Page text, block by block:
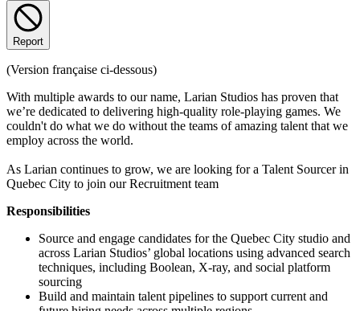
Report
(Version française ci-dessous)
With multiple awards to our name, Larian Studios has proven that
we’re dedicated to delivering high-quality role-playing games. We
couldn't do what we do without the teams of amazing talent that we
employ across the world.
As Larian continues to grow, we are looking for a Talent Sourcer in
Quebec City to join our Recruitment team
Responsibilities
Source and engage candidates for the Quebec City studio and
across Larian Studios’ global locations using advanced search
techniques, including Boolean, X-ray, and social platform
sourcing
Build and maintain talent pipelines to support current and